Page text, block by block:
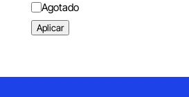
Agotado
Aplicar